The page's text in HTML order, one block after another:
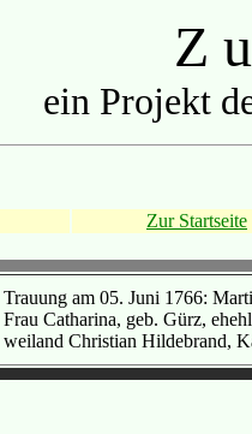
Z
ein Projekt
Zur Startseite
Trauung am 05. Juni 1766:
Frau Catharina, geb. Gürz,
weiland Christian Hildebrand,